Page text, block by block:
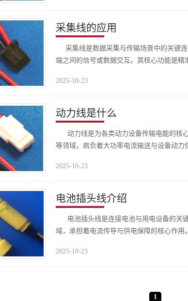
采集线的应用
采集线是数据采集与传输场景中的关键
端之间的信号或数据交互。其核心功能是
2025-10-23
动力线是什么
动力线是为各类动力设备传输电能的核
等领域，肩负着大功率电流输送与设备动
2025-10-23
电池插头线介绍
电池插头线是连接电池与用电设备的关
域，承担着电流传导与供电保障的核心作
2025-10-23
1